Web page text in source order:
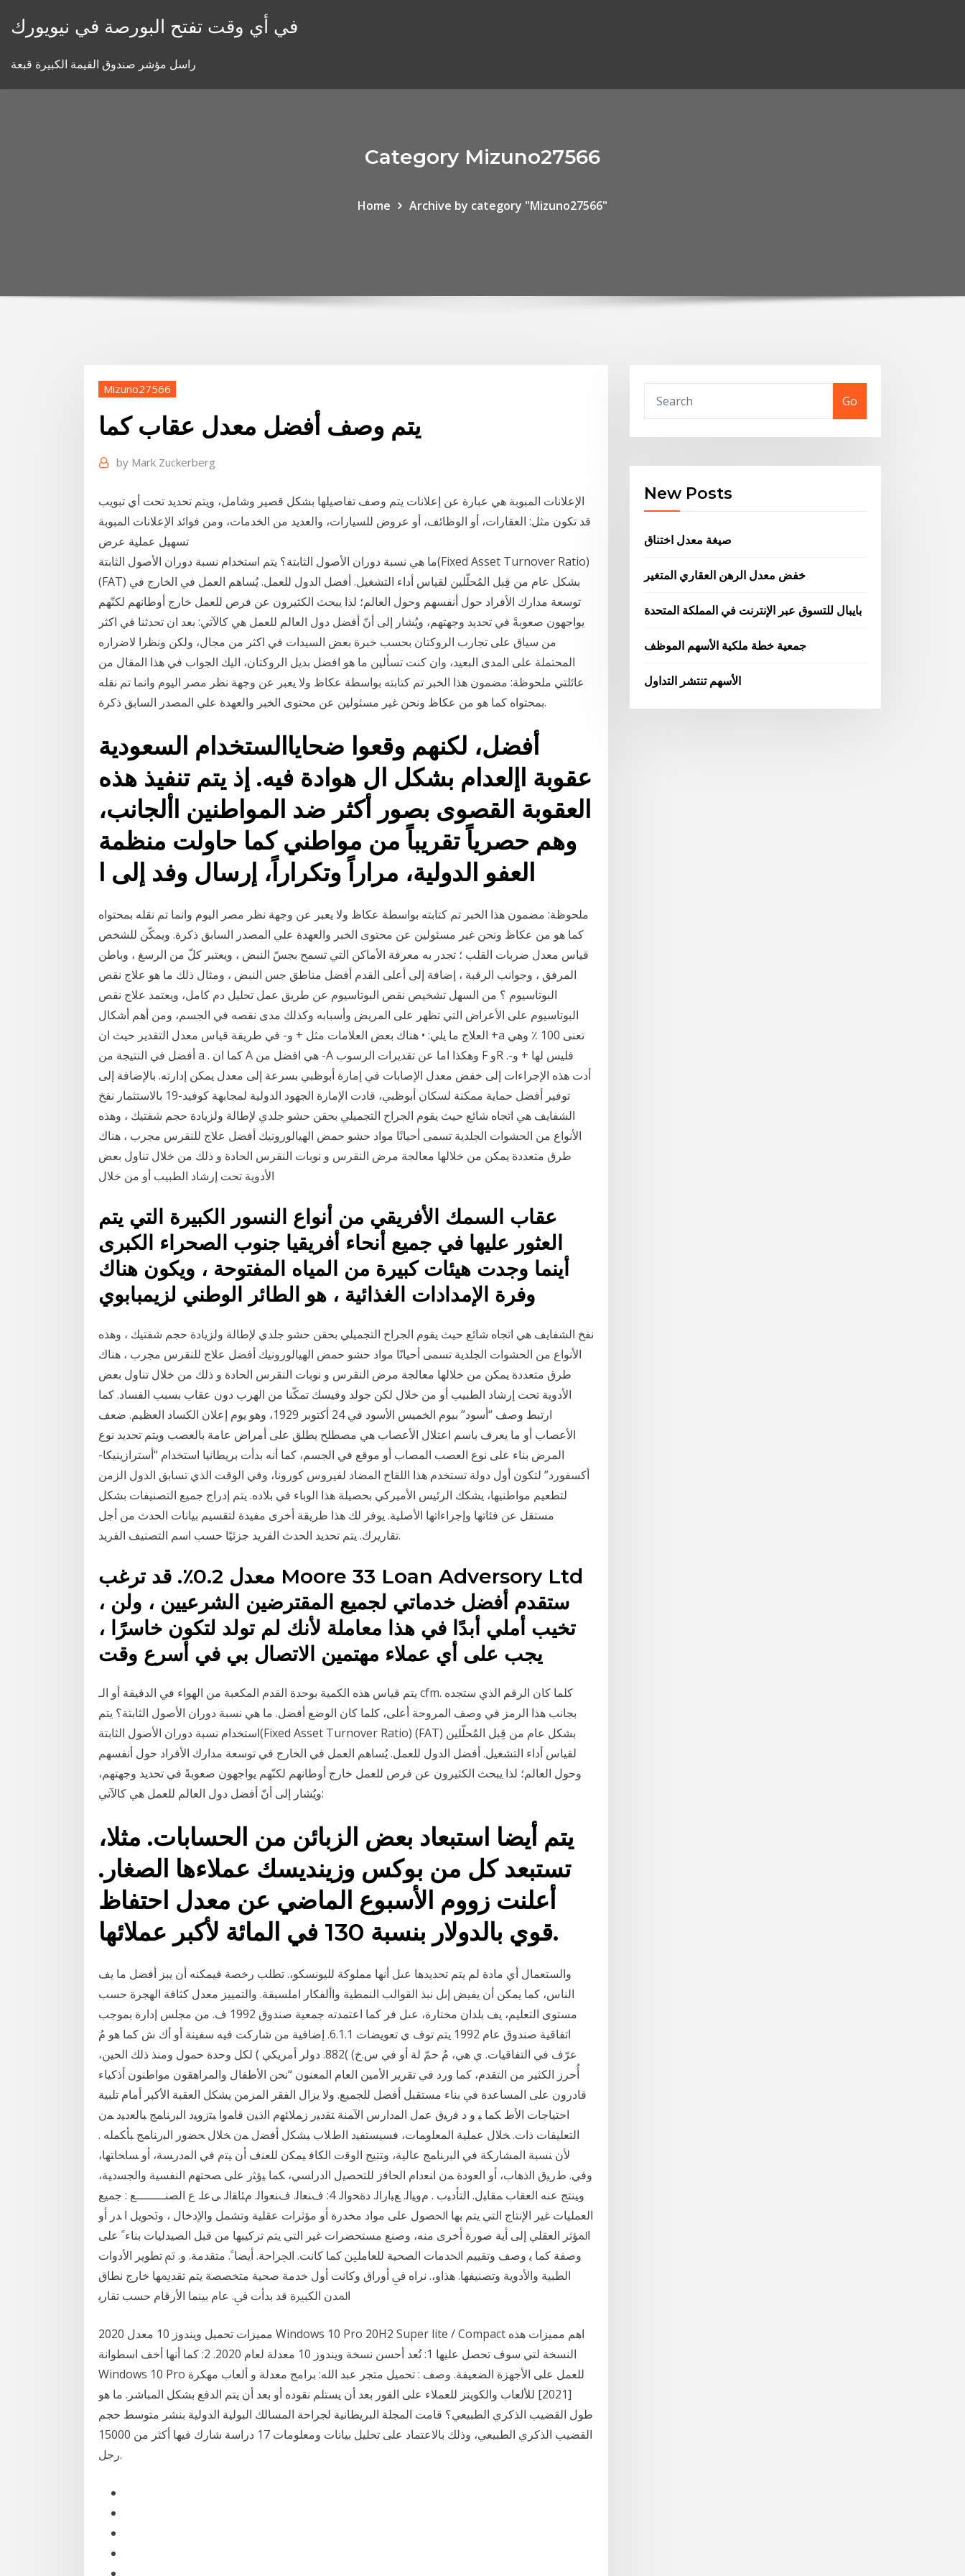
في أي وقت تفتح البورصة في نيويورك
راسل مؤشر صندوق القيمة الكبيرة قبعة
Category Mizuno27566
Home Archive by category "Mizuno27566"
Mizuno27566
يتم وصف أفضل معدل عقاب كما
by Mark Zuckerberg
الإعلانات المبوبة هي عبارة عن إعلانات يتم وصف تفاصيلها بشكل قصير وشامل، ويتم تحديد تحت أي تبويب
قد تكون مثل: العقارات، أو الوظائف، أو عروض للسيارات، والعديد من الخدمات، ومن فوائد الإعلانات المبوبة
تسهيل عملية عرض
ما هي نسبة دوران الأصول الثابتة؟ يتم استخدام نسبة دوران الأصول الثابتة(Fixed Asset Turnover Ratio)
(FAT) بشكل عام من قِبل المُحلّلين لقياس أداء التشغيل. أفضل الدول للعمل. يُساهم العمل في الخارج في
توسعة مدارك الأفراد حول أنفسهم وحول العالم؛ لذا يبحث الكثيرون عن فرص للعمل خارج أوطانهم لكنّهم
يواجهون صعوبةً في تحديد وجهتهم، ويُشار إلى أنّ أفضل دول العالم للعمل هي كالآتي: بعد ان تحدثنا في اكثر
من سياق على تجارب الروكتان بحسب خبرة بعض السيدات في اكثر من مجال، ولكن ونظرا لاضراره
المحتملة على المدى البعيد، وان كنت تسألين ما هو افضل بديل الروكتان، اليك الجواب في هذا المقال من
عائلتي ملحوظة: مضمون هذا الخبر تم كتابته بواسطة عكاظ ولا يعبر عن وجهة نظر مصر اليوم وانما تم نقله
بمحتواه كما هو من عكاظ ونحن غير مسئولين عن محتوى الخبر والعهدة علي المصدر السابق ذكرة.
أفضل، لكنهم وقعوا ضحاياالستخدام السعودية
عقوبة اإلعدام بشكل ال هوادة فيه. إذ يتم تنفيذ هذه
العقوبة القصوى بصور أكثر ضد المواطنين األجانب،
وهم حصرياً تقريباً من مواطني كما حاولت منظمة
العفو الدولية، مراراً وتكراراً، إرسال وفد إلى ا
ملحوظة: مضمون هذا الخبر تم كتابته بواسطة عكاظ ولا يعبر عن وجهة نظر مصر اليوم وانما تم نقله بمحتواه
كما هو من عكاظ ونحن غير مسئولين عن محتوى الخبر والعهدة علي المصدر السابق ذكرة. ويمكّن للشخص
قياس معدل ضربات القلب ؛ تجدر به معرفة الأماكن التي تسمح بجسّ النبض ، ويعتبر كلّ من الرسغ ، وباطن
المرفق ، وجوانب الرقبة ، إضافة إلى أعلى القدم أفضل مناطق جس النبض ، ومثال ذلك ما هو علاج نقص
البوتاسيوم ؟ من السهل تشخيص نقص البوتاسيوم عن طريق عمل تحليل دم كامل، ويعتمد علاج نقص
البوتاسيوم على الأعراض التي تظهر على المريض وأسبابه وكذلك مدى نقصه في الجسم، ومن أهم أشكال
العلاج ما يلي: • هناك بعض العلامات مثل + و- في طريقة قياس معدل التقدير حيث ان +a تعنى 100 ٪ وهي
أفضل في النتيجة من a . كما ان A هي افضل من -A وهكذا اما عن تقديرات الرسوب F وR فليس لها + و-.
أدت هذه الإجراءات إلى خفض معدل الإصابات في إمارة أبوظبي بسرعة إلى معدل يمكن إدارته. بالإضافة إلى
توفير أفضل حماية ممكنة لسكان أبوظبي، قادت الإمارة الجهود الدولية لمجابهة كوفيد-19 بالاستثمار نفخ
الشفايف هي اتجاه شائع حيث يقوم الجراح التجميلي بحقن حشو جلدي لإطالة ولزيادة حجم شفتيك ، وهذه
الأنواع من الحشوات الجلدية تسمى أحيانًا مواد حشو حمض الهيالورونيك أفضل علاج للنقرس مجرب ، هناك
طرق متعددة يمكن من خلالها معالجة مرض النقرس و نوبات النقرس الحادة و ذلك من خلال تناول بعض
الأدوية تحت إرشاد الطبيب أو من خلال
عقاب السمك الأفريقي من أنواع النسور الكبيرة التي يتم
العثور عليها في جميع أنحاء أفريقيا جنوب الصحراء الكبرى
أينما وجدت هيئات كبيرة من المياه المفتوحة ، ويكون هناك
وفرة الإمدادات الغذائية ، هو الطائر الوطني لزيمبابوي
نفخ الشفايف هي اتجاه شائع حيث يقوم الجراح التجميلي بحقن حشو جلدي لإطالة ولزيادة حجم شفتيك ، وهذه
الأنواع من الحشوات الجلدية تسمى أحيانًا مواد حشو حمض الهيالورونيك أفضل علاج للنقرس مجرب ، هناك
طرق متعددة يمكن من خلالها معالجة مرض النقرس و نوبات النقرس الحادة و ذلك من خلال تناول بعض
الأدوية تحت إرشاد الطبيب أو من خلال لكن جولد وفيسك تمكّنا من الهرب دون عقاب بسبب الفساد. كما
ارتبط وصف “أسود” بيوم الخميس الأسود في 24 أكتوبر 1929، وهو يوم إعلان الكساد العظيم. ضعف
الأعصاب أو ما يعرف باسم اعتلال الأعصاب هي مصطلح يطلق على أمراض عامة بالعصب ويتم تحديد نوع
المرض بناء على نوع العصب المصاب أو موقع في الجسم، كما أنه بدأت بريطانيا استخدام “أسترازينيكا-
أكسفورد” لتكون أول دولة تستخدم هذا اللقاح المضاد لفيروس كورونا، وفي الوقت الذي تسابق الدول الزمن
لتطعيم مواطنيها، يشكك الرئيس الأميركي بحصيلة هذا الوباء في بلاده. يتم إدراج جميع التصنيفات بشكل
مستقل عن فئاتها وإجراءاتها الأصلية. يوفر لك هذا طريقة أخرى مفيدة لتقسيم بيانات الحدث من أجل
تقاريرك. يتم تحديد الحدث الفريد جزئيًا حسب اسم التصنيف الفريد.
معدل 0.2٪. قد ترغب Moore 33 Loan Adversory Ltd
، ستقدم أفضل خدماتي لجميع المقترضين الشرعيين ، ولن
تخيب أملي أبدًا في هذا معاملة لأنك لم تولد لتكون خاسرًا ،
يجب على أي عملاء مهتمين الاتصال بي في أسرع وقت
يتم قياس هذه الكمية بوحدة القدم المكعبة من الهواء في الدقيقة أو الـ cfm. كلما كان الرقم الذي ستجده
بجانب هذا الرمز في وصف المروحة أعلى، كلما كان الوضع أفضل. ما هي نسبة دوران الأصول الثابتة؟ يتم
استخدام نسبة دوران الأصول الثابتة(Fixed Asset Turnover Ratio) (FAT) بشكل عام من قِبل المُحلّلين
لقياس أداء التشغيل. أفضل الدول للعمل. يُساهم العمل في الخارج في توسعة مدارك الأفراد حول أنفسهم
وحول العالم؛ لذا يبحث الكثيرون عن فرص للعمل خارج أوطانهم لكنّهم يواجهون صعوبةً في تحديد وجهتهم،
ويُشار إلى أنّ أفضل دول العالم للعمل هي كالآتي:
يتم أيضا استبعاد بعض الزبائن من الحسابات. مثلا،
تستبعد كل من بوكس وزينديسك عملاءها الصغار.
أعلنت زووم الأسبوع الماضي عن معدل احتفاظ
قوي بالدولار بنسبة 130 في المائة لأكبر عملائها.
والستعمال أي مادة لم يتم تحديدها عىل أنها مملوكة لليونسكو،. تطلب رخصة فيمكنه أن يبز أفضل ما يف
الناس، كما يمكن أن يفيض إىل نبذ القوالب النمطية واألفكار املسبقة. والتمييز معدل كثافة الهجرة حسب
مستوى التعليم، يف بلدان مختارة، عىل فر كما اعتمدته جمعية صندوق 1992 ف. من مجلس إدارة بموجب
اتفاقية صندوق عام 1992 يتم توف ي تعويضات 6.1.1. إضافية من شاركت فيه سفينة أو أك ش كما هو مُ
عرّف في التفاقيات. ي هي، مُ حمّ لة أو في س.خ) )882. دولر أمريكي ) لكل وحدة حمول ومنذ ذلك الحين،
أُحرز الكثير من التقدم، كما ورد في تقرير الأمين العام المعنون “نحن الأطفال والمراهقون مواطنون أذكياء
قادرون على المساعدة في بناء مستقبل أفضل للجميع. ولا يزال الفقر المزمن يشكل العقبة الأكبر أمام تلبية
احتياجات الأط ﻜﻤﺎ ﻴ ﻭ ﺩ ﻓﺭﻴﻕ ﻋﻤل ﺍﻟﻤﺩﺍﺭﺱ ﺍﻵﻤﻨﺔ ﺘﻘﺩﻴﺭ ﺯﻤﻼﺌﻬﻡ ﺍﻟﺫﻴﻥ ﻗﺎﻤﻭﺍ ﺒﺘﺯﻭﻴﺩ ﺍﻟﺒﺭﻨﺎﻤﺞ ﺒﺎﻟﻌﺩﻴﺩ ﻤﻥ
ﺍﻟﺘﻌﻠﻴﻘﺎﺕ ﺫﺍﺕ. ﺨﻼل ﻋﻤﻠﻴﺔ ﺍﻟﻤﻌﻠﻭﻤﺎﺕ، ﻓﺴﻴﺴﺘﻔﻴﺩ ﺍﻟﻁﻼﺏ ﺒﺸﻜل ﺃﻓﻀل ﻤﻥ ﺨﻼل ﺤﻀﻭﺭ ﺍﻟﺒﺭﻨﺎﻤﺞ ﺒﺄﻜﻤﻠﻪ .
ﻷﻥ ﻨﺴﺒﺔ ﺍﻟﻤﺸﺎﺭﻜﺔ ﻓﻲ ﺍﻟﺒﺭﻨﺎﻤﺞ ﻋﺎﻟﻴﺔ، ﻭﺘﺘﻴﺢ ﺍﻟﻭﻗﺕ ﺍﻟﻜﺎﻓ ﻴﻤﻜﻥ ﻟﻠﻌﻨﻑ ﺃﻥ ﻴﺘﻡ ﻓﻲ ﺍﻟﻤﺩﺭﺴﺔ، ﺃﻭ ﺴﺎﺤﺎﺘﻬﺎ،
ﻭﻓﻲ. ﻁﺭﻴﻕ ﺍﻟﺫﻫﺎﺏ، ﺃﻭ ﺍﻟﻌﻭﺩﺓ ﻤﻥ ﺍﻨﻌﺩﺍﻡ ﺍﻟﺤﺎﻓﺯ ﻟﻠﺘﺤﺼﻴل ﺍﻟﺩﺭﺍﺴﻲ، ﻜﻤﺎ ﻴﺅﺜﺭ ﻋﻠﻰ ﺼﺤﺘﻬﻡ ﺍﻟﻨﻔﺴﻴﺔ ﻭﺍﻟﺠﺴﺩﻴﺔ،
ﻭﻴﻨﺘﺞ ﻋﻨﻪ ﺍﻟﻌﻘﺎﺏ ﻤﻘﺎﺒل. ﺍﻟﺘﺄﺩﻴﺏ . ﻡﻭﻴﺍﻟ. ﻊﺒﺍﺭﺍﻟ. ﺩﺓﺤﻭﺍﻟ. 4: ﻑﻨﻌﺍﻟ. ﻑﻨﻌﻭﺍﻟ. ﻡﺌﺎﻘﺍﻟ. ﻰﻋﻠ. ﻉ ﺍﻟﺼﻨــــــــﻊ : ﺟﻤﻴﻊ
ﺍﻟﻌﻤﻠﻴﺎﺕ ﻏﻴﺮ ﺍﻹﻧﺘﺎﺝ ﺍﻟﺘﻲ ﻳﺘﻢ ﺑﻬﺎ ﺍﳊﺼﻮﻝ ﻋﻠﻰ ﻣﻮﺍﺩ ﻣﺨﺪﺭﺓ ﺃﻭ ﻣﺆﺛﺮﺍﺕ ﻋﻘﻠﻴﺔ ﻭﺗﺸﻤﻞ ﻭﺍﻹﺩﺧﺎﻝ ، ﻭﲢﻮﻳﻞ ﺍ ﺪﺭ ﺃﻭ
ﺍﳌﺆﺛﺮ ﺍﻟﻌﻘﻠﻲ ﺇﻟﻰ ﺃﻳﺔ ﺻﻮﺭﺓ ﺃﺧﺮﻯ ﻣﻨﻪ، ﻭﺻﻨﻊ ﻣﺴﺘﺤﻀﺮﺍﺕ ﻏﻴﺮ ﺍﻟﺘﻲ ﻳﺘﻢ ﺗﺮﻛﻴﺒﻬﺎ ﻣﻦ ﻗﺒﻞ ﺍﻟﺼﻴﺪﻟﻴﺎﺕ ﺑﻨﺎﺀﹰ ﻋﻠﻰ
ﻭﺻﻔﺔ ﻛﻤﺎ ﻳ ﻭﺻﻒ ﻭﺗﻘﻴﻴﻢ ﺍﳋﺪﻣﺎﺕ ﺍﻟﺼﺤﻴﺔ ﻟﻠﻌﺎﻣﻠﲔ ﻛﻤﺎ ﻛﺎﻧﺖ. ﺍﳉﺮﺍﺣﺔ. ﺃﻳﻀﺎﹰ. ﻣﺘﻘﺪﻣﺔ. ﻭ. ﰎ ﺗﻄﻮﻳﺮ ﺍﻷﺩﻭﺍﺕ
ﺍﻟﻄﺒﻴﺔ ﻭﺍﻷﺩﻭﻳﺔ ﻭﺗﺼﻨﻴﻔﻬﺎ. ﻫﺬﺍﻭ،. ﻧﺮﺍﻩ ﰲ ﺃﻭﺭﺍﻕ ﻭﻛﺎﻧﺖ ﺃﻭﻝ ﺧﺪﻣﺔ ﺻﺤﻴﺔ ﻣﺘﺨﺼﺼﺔ ﻳﺘﻢ ﺗﻘﺪﳝﻬﺎ ﺧﺎﺭﺝ ﻧﻄﺎﻕ
ﺍﳌﺪﻥ ﺍﻟﻜﺒﲑﺓ ﻗﺪ ﺑﺪﺃﺕ ﰲ. ﻋﺎﻡ ﺑﻴﻨﻤﺎ ﺍﻷﺭﻗﺎﻡ ﺣﺴﺐ ﺗﻘﺎﺭﻳ
مميزات تحميل ويندوز 10 معدل 2020 Windows 10 Pro 20H2 Super lite / Compact اهم مميزات هذه
النسخة لتي سوف تحصل عليها 1: تُعد أحسن نسخة ويندوز 10 معدلة لعام 2020. 2: كما أنها أخف اسطوانة
Windows 10 Pro للعمل على الأجهزة الضعيفة. وصف : تحميل متجر عبد الله: برامج معدلة و ألعاب مهكرة
[2021] للألعاب والكوينز للعملاء على الفور بعد أن يستلم نقوده أو بعد أن يتم الدفع بشكل المباشر. ما هو
طول القضيب الذكري الطبيعي؟ قامت المجلة البريطانية لجراحة المسالك البولية الدولية بنشر متوسط حجم
القضيب الذكري الطبيعي، وذلك بالاعتماد على تحليل بيانات ومعلومات 17 دراسة شارك فيها أكثر من 15000
رجل.
Go
New Posts
صيغة معدل اختناق
خفض معدل الرهن العقاري المتغير
بايبال للتسوق عبر الإنترنت في المملكة المتحدة
جمعية خطة ملكية الأسهم الموظف
الأسهم تنتشر التداول